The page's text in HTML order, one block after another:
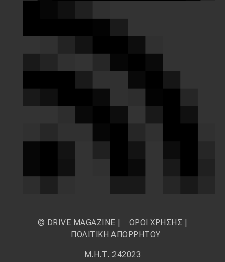
© DRIVE MAGAZINE | ΟΡΟΙ ΧΡΗΣΗΣ
ΠΟΛΙΤΙΚΗ ΑΠΟΡΡΗΤΟΥ
Μ.Η.Τ. 242023